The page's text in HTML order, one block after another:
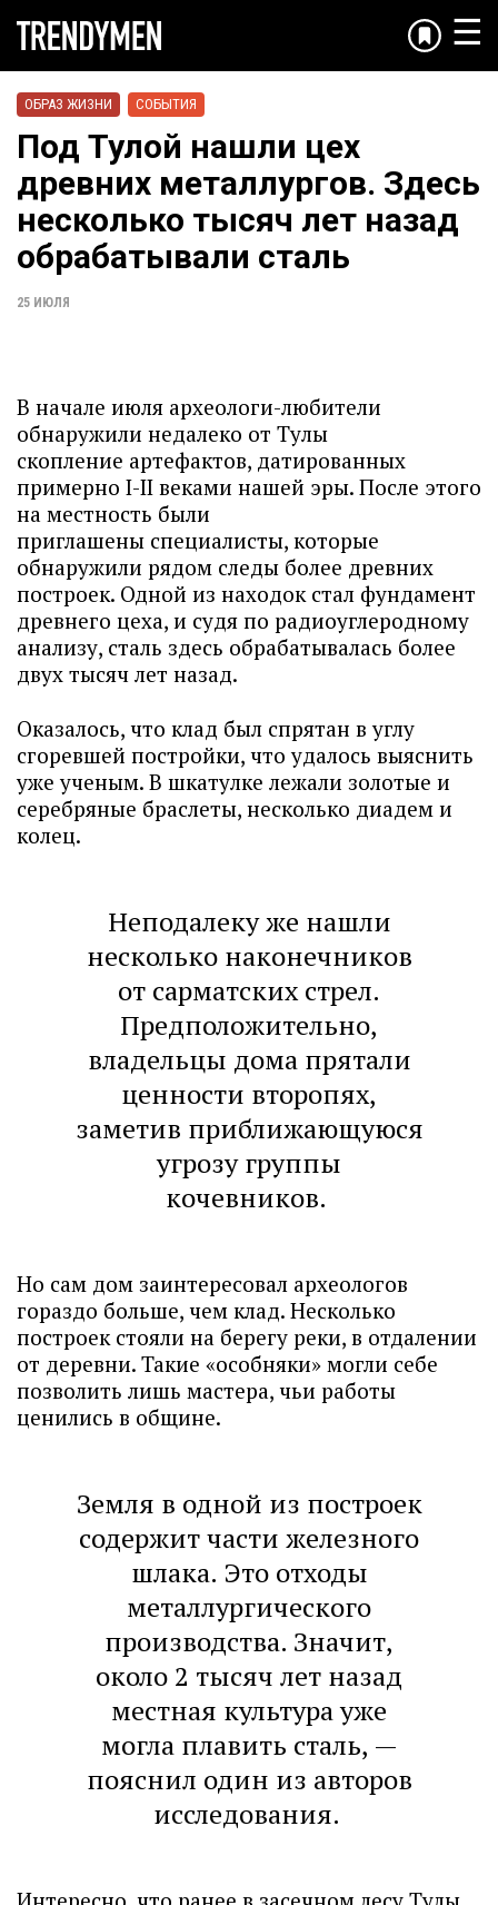
☰
ОБРАЗ ЖИЗНИ СОБЫТИЯ
Под Тулой нашли цех
древних металлургов. Здесь
несколько тысяч лет назад
обрабатывали сталь
25 ИЮЛЯ
В начале июля археологи-любители
обнаружили недалеко от Тулы
скопление артефактов, датированных
примерно I-II веками нашей эры. После этого
на местность были
приглашены специалисты, которые
обнаружили рядом следы более древних
построек. Одной из находок стал фундамент
древнего цеха, и судя по радиоуглеродному
анализу, сталь здесь обрабатывалась более
двух тысяч лет назад.
Оказалось, что клад был спрятан в углу
сгоревшей постройки, что удалось выяснить
уже ученым. В шкатулке лежали золотые и
серебряные браслеты, несколько диадем и
колец.
Неподалеку же нашли
несколько наконечников
от сарматских стрел.
Предположительно,
владельцы дома прятали
ценности второпях,
заметив приближающуюся
угрозу группы
кочевников.
Но сам дом заинтересовал археологов
гораздо больше, чем клад. Несколько
построек стояли на берегу реки, в отдалении
от деревни. Такие «особняки» могли себе
позволить лишь мастера, чьи работы
ценились в общине.
Земля в одной из построек
содержит части железного
шлака. Это отходы
металлургического
производства. Значит,
около 2 тысяч лет назад
местная культура уже
могла плавить сталь, —
пояснил один из авторов
исследования.